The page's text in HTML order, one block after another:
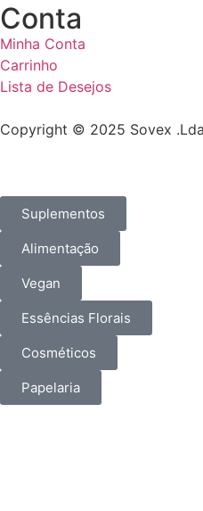
Conta
Minha Conta
Carrinho
Lista de Desejos
Copyright © 2025 Sovex
Suplementos
Alimentação
Vegan
Essências Florais
Cosméticos
Papelaria